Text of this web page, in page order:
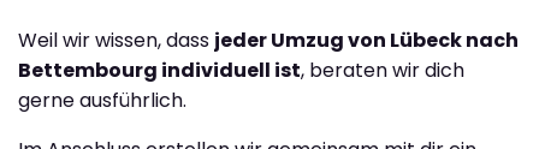
Weil wir wissen, dass jeder Umzug von Lübeck nach
Bettembourg individuell ist, beraten wir dich
gerne ausführlich.